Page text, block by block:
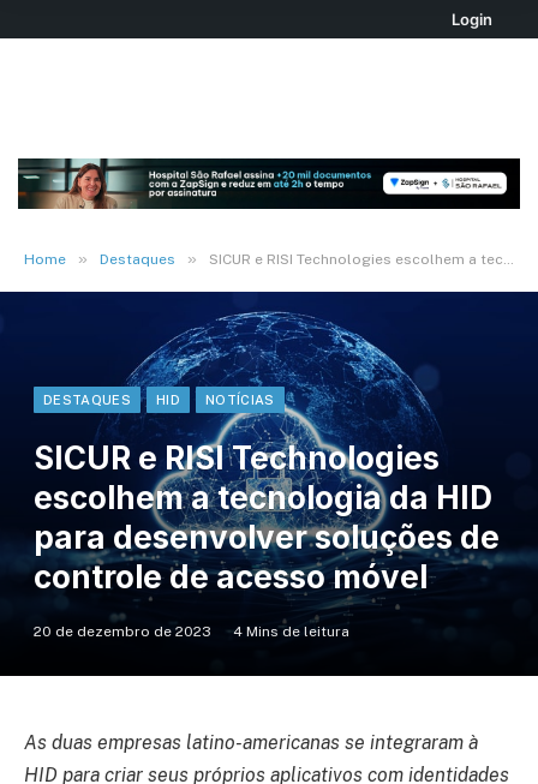
Login
Home » Destaques » SICUR e RISI Technologies escolhem a tecnologia da HID para desenvolver soluções de controle de acesso móvel
DESTAQUES HID NOTÍCIAS
SICUR e RISI Technologies
escolhem a tecnologia da HID
para desenvolver soluções de
controle de acesso móvel
20 de dezembro de 2023 4 Mins de leitura
As duas empresas latino-americanas se integraram à
HID para criar seus próprios aplicativos com identidades